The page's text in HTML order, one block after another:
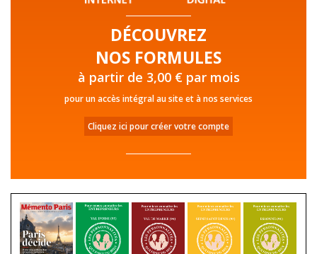
DÉCOUVREZ
NOS FORMULES
à partir de 3,00 € par mois
pour un accès intégral au site et à nos services
Cliquez ici pour créer votre compte